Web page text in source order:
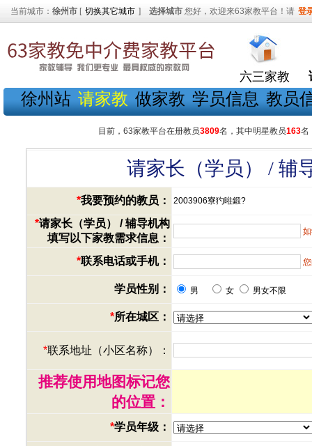
当前城市： 徐州市 [ 切换其它城市 ] 选择城市 您好，欢迎来63家教平台！请 登
六三家教
徐州站 请家教 做家教 学员信息 教员
目前，63家教平台在册教员3809名，其中明星教员163名
请家长（学员） / 辅
*我要预约的教员： 2003906寮犳暀鍛?
*请家长（学员） / 辅导机构
填写以下家教需求信息：
*联系电话或手机：
学员性别： 男 女 男女不限
*所在城区：
*联系地址（小区名称）：
推荐使用地图标记您
的位置：
*学员年级：